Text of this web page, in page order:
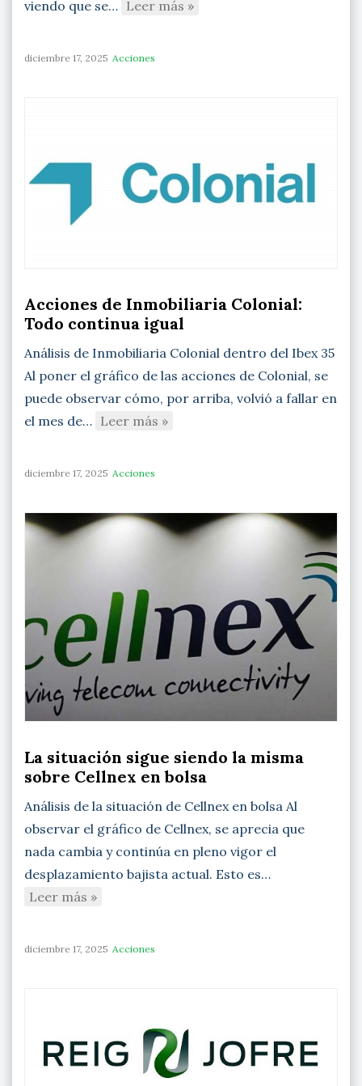
viendo que se… Leer más »
diciembre 17, 2025 Acciones
Acciones de Inmobiliaria Colonial:
Todo continua igual
Análisis de Inmobiliaria Colonial dentro del Ibex 35
Al poner el gráfico de las acciones de Colonial, se
puede observar cómo, por arriba, volvió a fallar en
el mes de… Leer más »
diciembre 17, 2025 Acciones
La situación sigue siendo la misma
sobre Cellnex en bolsa
Análisis de la situación de Cellnex en bolsa Al
observar el gráfico de Cellnex, se aprecia que
nada cambia y continúa en pleno vigor el
desplazamiento bajista actual. Esto es…
Leer más »
diciembre 17, 2025 Acciones